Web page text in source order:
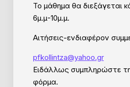
Το μάθημα θα διεξάγεται
6μ.μ-10μ.μ.
Αιτήσεις-ενδιαφέρον
pfkollintza@yahoo.gr
Ειδάλλως συμπληρώστε
φόρμα.